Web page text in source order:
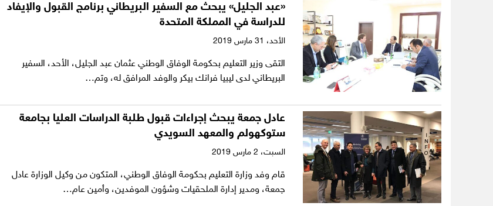
«عبد الجليل» يبحث مع السفير البريطاني برنامج القبول والإيفاد
للدراسة في المملكة المتحدة
الأحد،
التقى وزير التعليم بحكومة الوفاق الوطني عثمان عبد الجليل، الأحد، السفير
البريطاني لدى ليبيا فرانك بيكر والوفد المرافق له، وتم…
عادل جمعة يبحث إجراءات قبول طلبة الدراسات العليا بجامعة
ستوكهولم والمعهد السويدي
السبت،
قام وفد وزارة التعليم بحكومة الوفاق الوطني، المتكون من وكيل الوزارة عادل
جمعة، ومدير إدارة الملحقيات وشؤون الموفدين، وأمين عام…